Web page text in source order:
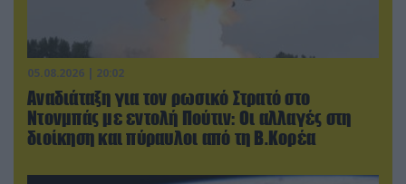
05.08.2026 | 20:02
Αναδιάταξη για τον ρωσικό Στρατό στο
Ντονμπάς με εντολή Πούτιν: Οι αλλαγές στη
διοίκηση και πύραυλοι από τη Β.Κορέα